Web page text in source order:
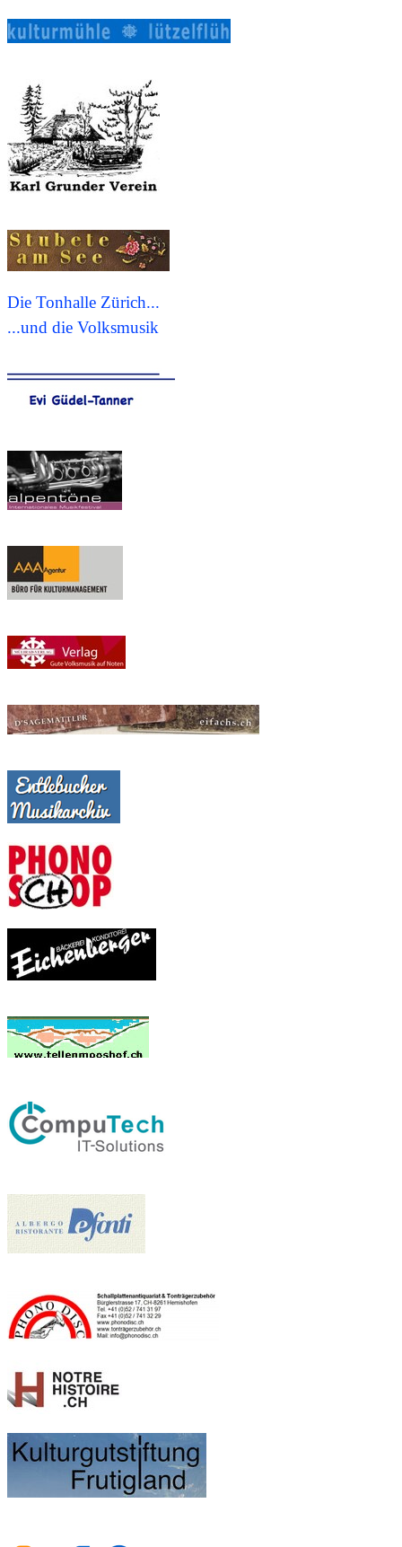
Die Tonhalle Zürich...
...und die Volksmusik